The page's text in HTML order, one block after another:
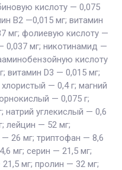
кислоту — 0,075
В2 —0,015 мг; витамин
мг; фолиевую кислоту —
0,037 мг; никотинамид —
кислоту
витамин D3 — 0,015 мг;
— 0,4 г; магний
— 0,075 г;
углекислый — 0,6
лейцин — 52 мг;
26 мг; триптофан — 8,6
мг; серин — 21,5 мг;
мг; пролин — 32 мг;